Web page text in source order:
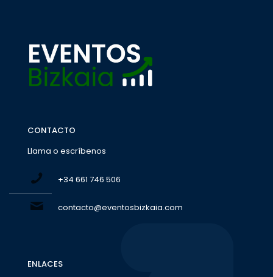
CONTACTO
Llama o escríbenos
+34 661 746 506
contacto@eventosbizkaia.com
ENLACES